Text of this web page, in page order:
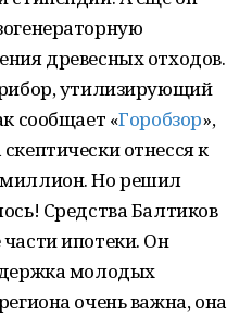
древесных отходов.
утилизирующий
сообщает «Горобзор»,
отнесся к
Но решил
Средства Балтиков
ипотеки. Он
молодых
очень важна, она